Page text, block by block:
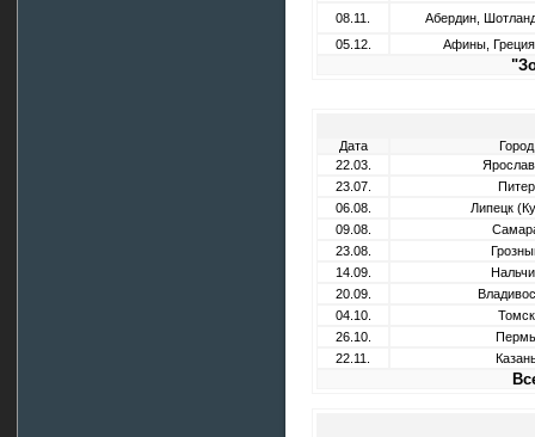
08.11.
Абердин,
05.12.
Афины,
Дата
Город
22.03.
23.07.
Питер
06.08.
Липецк
09.08.
23.08.
14.09.
20.09.
04.10.
Томск
26.10.
Пермь
22.11.